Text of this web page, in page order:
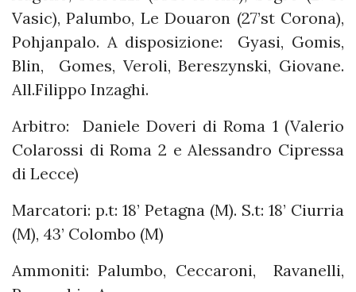
Vasic), Palumbo, Le Douaron (27’st Corona),
Pohjanpalo. A disposizione: Gyasi, Gomis,
Blin, Gomes, Veroli, Bereszynski, Giovane.
All.Filippo Inzaghi.
Arbitro: Daniele Doveri di Roma 1 (Valerio
Colarossi di Roma 2 e Alessandro Cipressa
di Lecce)
Marcatori: p.t: 18’ Petagna (M). S.t: 18’ Ciurria
(M), 43’ Colombo (M)
Ammoniti: Palumbo, Ceccaroni, Ravanelli,